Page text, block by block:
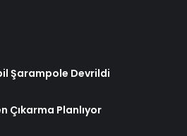
Şarampole Devrildi
Çıkarma Planlıyor